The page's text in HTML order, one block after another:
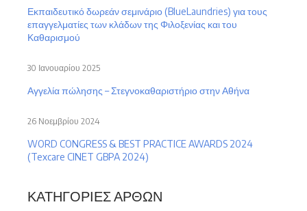
Εκπαιδευτικό δωρεάν σεμινάριο (BlueLaundries) για τους
επαγγελματίες των κλάδων της Φιλοξενίας και του
Καθαρισμού
Αγγελία πώλησης – Στεγνοκαθαριστήριο στην Αθήνα
30 Ιανουαρίου 2025
WORD CONGRESS & BEST PRACTICE AWARDS 2024
(Texcare CINET GBPA 2024)
26 Νοεμβρίου 2024
ΚΑΤΗΓΟΡΊΕΣ ΆΡΘΩΝ